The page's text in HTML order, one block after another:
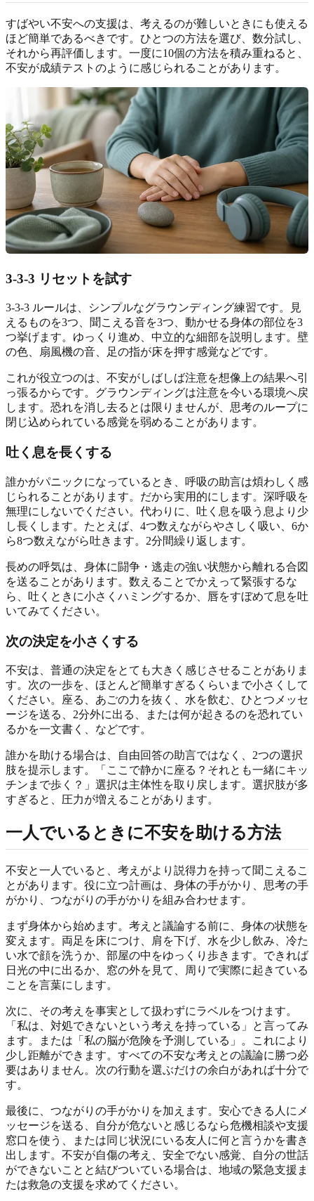
すばやい不安への支援は、考えるのが難しいときにも使える
ほど簡単であるべきです。ひとつの方法を選び、数分試し、
それから再評価します。一度に10個の方法を積み重ねると、
不安が成績テストのように感じられることがあります。
3-3-3 リセットを試す
3-3-3 ルールは、シンプルなグラウンディング練習です。見
えるものを3つ、聞こえる音を3つ、動かせる身体の部位を3
つ挙げます。ゆっくり進め、中立的な細部を説明します。壁
の色、扇風機の音、足の指が床を押す感覚などです。
これが役立つのは、不安がしばしば注意を想像上の結果へ引
っ張るからです。グラウンディングは注意を今いる環境へ戻
します。恐れを消し去るとは限りませんが、思考のループに
閉じ込められている感覚を弱めることがあります。
吐く息を長くする
誰かがパニックになっているとき、呼吸の助言は煩わしく感
じられることがあります。だから実用的にします。深呼吸を
無理にしないでください。代わりに、吐く息を吸う息より少
し長くします。たとえば、4つ数えながらやさしく吸い、6か
ら8つ数えながら吐きます。2分間繰り返します。
長めの呼気は、身体に闘争・逃走の強い状態から離れる合図
を送ることがあります。数えることでかえって緊張するな
ら、吐くときに小さくハミングするか、唇をすぼめて息を吐
いてみてください。
次の決定を小さくする
不安は、普通の決定をとても大きく感じさせることがありま
す。次の一歩を、ほとんど簡単すぎるくらいまで小さくして
ください。座る、あごの力を抜く、水を飲む、ひとつメッセ
ージを送る、2分外に出る、または何が起きるのを恐れてい
るかを一文書く、などです。
誰かを助ける場合は、自由回答の助言ではなく、2つの選択
肢を提示します。「ここで静かに座る？それとも一緒にキッ
チンまで歩く？」選択は主体性を取り戻します。選択肢が多
すぎると、圧力が増えることがあります。
一人でいるときに不安を助ける方法
不安と一人でいると、考えがより説得力を持って聞こえるこ
とがあります。役に立つ計画は、身体の手がかり、思考の手
がかり、つながりの手がかりを組み合わせます。
まず身体から始めます。考えと議論する前に、身体の状態を
変えます。両足を床につけ、肩を下げ、水を少し飲み、冷た
い水で顔を洗うか、部屋の中をゆっくり歩きます。できれば
日光の中に出るか、窓の外を見て、周りで実際に起きている
ことを言葉にします。
次に、その考えを事実として扱わずにラベルをつけます。
「私は、対処できないという考えを持っている」と言ってみ
ます。または「私の脳が危険を予測している」。これにより
少し距離ができます。すべての不安な考えとの議論に勝つ必
要はありません。次の行動を選ぶだけの余白があれば十分で
す。
最後に、つながりの手がかりを加えます。安心できる人にメ
ッセージを送る、自分が危ないと感じるなら危機相談や支援
窓口を使う、または同じ状況にいる友人に何と言うかを書き
出します。不安が自傷の考え、安全でない感覚、自分の世話
ができないことと結びついている場合は、地域の緊急支援ま
たは救急の支援を求めてください。